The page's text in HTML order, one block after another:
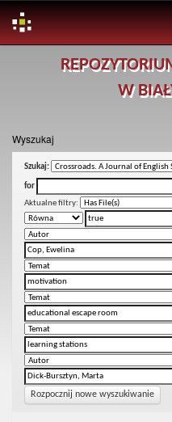
W
Wyszukaj
Szukaj:
for
Aktualne filtry:
Rozpocznij nowe wyszukiwanie